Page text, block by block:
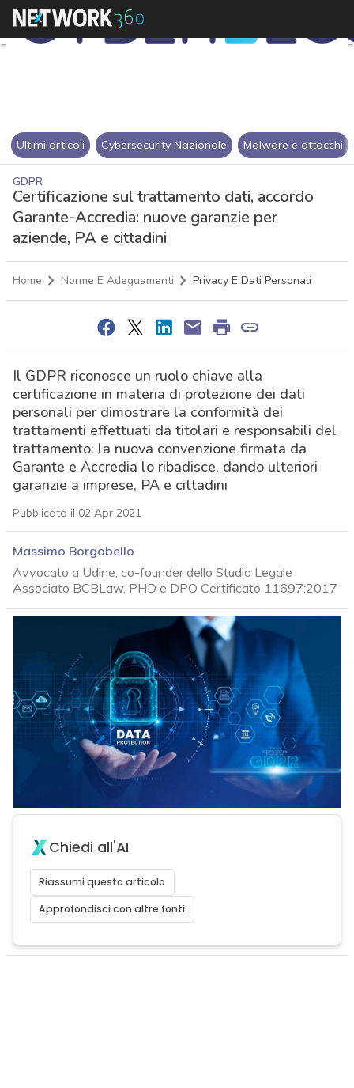
Ultimi articoli Cybersecurity Nazionale Malware e attacchi
GDPR
Certificazione sul trattamento dati, accordo
Garante-Accredia: nuove garanzie per
aziende, PA e cittadini
Home Norme E Adeguamenti Privacy E Dati Personali
Il GDPR riconosce un ruolo chiave alla
certificazione in materia di protezione dei dati
personali per dimostrare la conformità dei
trattamenti effettuati da titolari e responsabili del
trattamento: la nuova convenzione firmata da
Garante e Accredia lo ribadisce, dando ulteriori
garanzie a imprese, PA e cittadini
Pubblicato il 02 Apr 2021
Massimo Borgobello
Avvocato a Udine, co-founder dello Studio Legale
Associato BCBLaw, PHD e DPO Certificato 11697:2017
Chiedi all'AI
Riassumi questo articolo
Approfondisci con altre fonti